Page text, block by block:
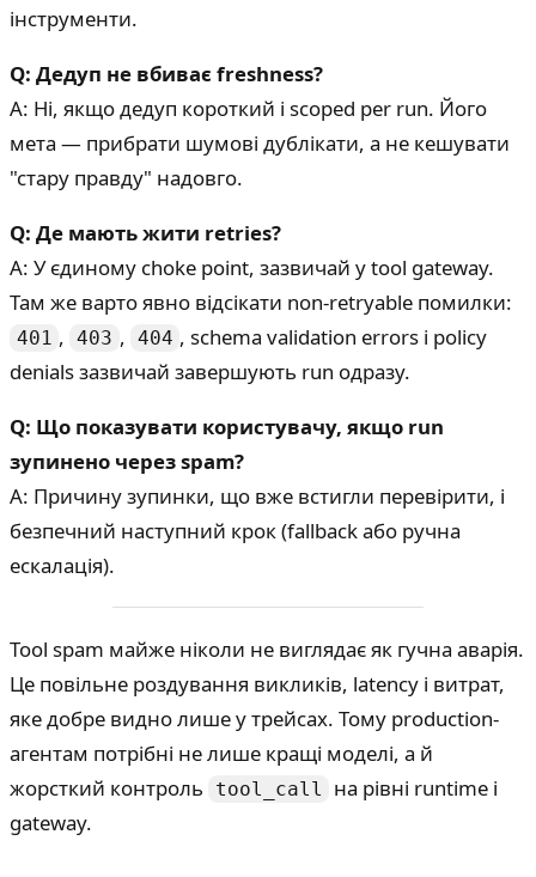
інструменти.
Q: Дедуп не вбиває freshness?
A: Ні, якщо дедуп короткий і scoped per run. Його
мета — прибрати шумові дублікати, а не кешувати
"стару правду" надовго.
Q: Де мають жити retries?
A: У єдиному choke point, зазвичай у tool gateway.
Там же варто явно відсікати non-retryable помилки:
401 , 403 , 404 , schema validation errors і policy
denials зазвичай завершують run одразу.
Q: Що показувати користувачу, якщо run
зупинено через spam?
A: Причину зупинки, що вже встигли перевірити, і
безпечний наступний крок (fallback або ручна
ескалація).
Tool spam майже ніколи не виглядає як гучна аварія.
Це повільне роздування викликів, latency і витрат,
яке добре видно лише у трейсах. Тому production-
агентам потрібні не лише кращі моделі, а й
жорсткий контроль
tool_call
на рівні runtime і
gateway.